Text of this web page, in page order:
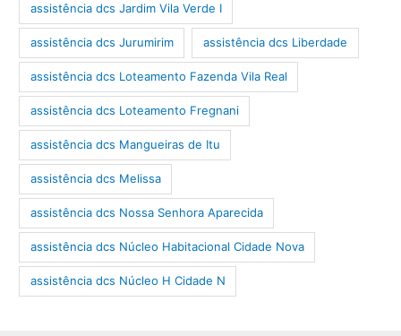
assistência dcs Jardim Vila Verde I
assistência dcs Jurumirim assistência dcs Liberdade
assistência dcs Loteamento Fazenda Vila Real
assistência dcs Loteamento Fregnani
assistência dcs Mangueiras de Itu
assistência dcs Melissa
assistência dcs Nossa Senhora Aparecida
assistência dcs Núcleo Habitacional Cidade Nova
assistência dcs Núcleo H Cidade N